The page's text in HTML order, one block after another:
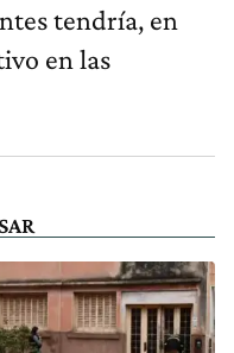
tendría, en
en las